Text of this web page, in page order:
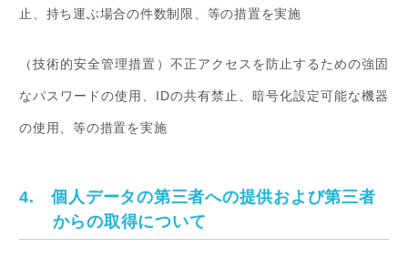
止、持ち運ぶ場合の件数制限、等の措置を実施
（技術的安全管理措置）不正アクセスを防止するための強固
なパスワードの使用、IDの共有禁止、暗号化設定可能な機器
の使用、等の措置を実施
4. 個人データの第三者への提供および第三者
からの取得について